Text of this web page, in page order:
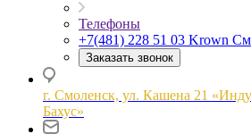
Телефоны
+7(481) 228 51 03 Krown
Заказать звонок
г. Смоленск, ул. Кашена 21
Бахус»